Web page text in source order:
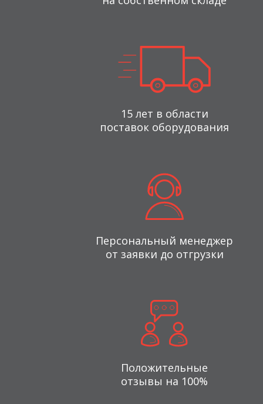
15 лет в области
поставок оборудования
Персональный менеджер
от заявки до отгрузки
Положительные
отзывы на 100%